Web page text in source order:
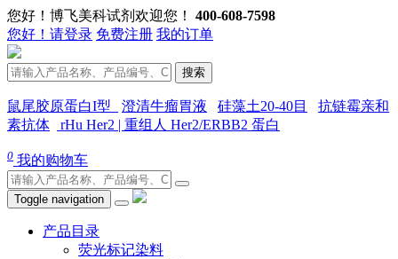
您好！博飞美科试剂欢迎您！ 400-608-7598
您好！请登录 免费注册 我的订单
搜索
鼠尾胶原蛋白I型 澄清牛瘤胃液 硅藻土20-40目
抗链霉亲和
素抗体
rHu Her2 | 重组人 Her2/ERBB2 蛋白
0 我的购物车
Toggle navigation
产品目录
荧光标记染料